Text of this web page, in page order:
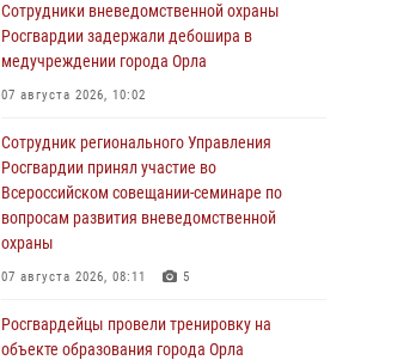
Сотрудники вневедомственной охраны
Росгвардии задержали дебошира в
медучреждении города Орла
07 августа 2026, 10:02
Сотрудник регионального Управления
Росгвардии принял участие во
Всероссийском совещании-семинаре по
вопросам развития вневедомственной
охраны
07 августа 2026, 08:11 5
Росгвардейцы провели тренировку на
объекте образования города Орла